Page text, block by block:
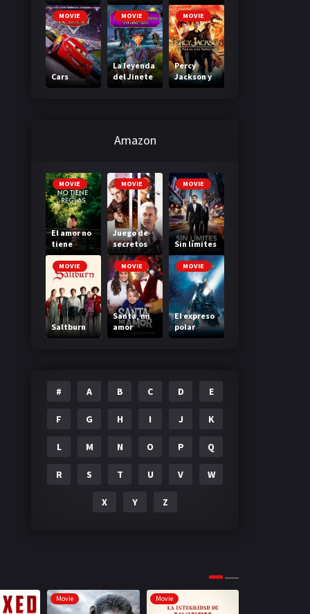
MOVIE
Cars
MOVIE
La leyenda
del Jinete
sin cabeza
MOVIE
Percy
Jackson y
el mar de
Amazon
MOVIE
El amor no
tiene
reglas
MOVIE
Juego de
secretos
MOVIE
Sin límites
MOVIE
Saltburn
MOVIE
Santa, mi
amor
MOVIE
El expreso
polar
# A B C D E
F G H I J K
L M N O P Q
R S T U V W
X Y Z
Movie Movie